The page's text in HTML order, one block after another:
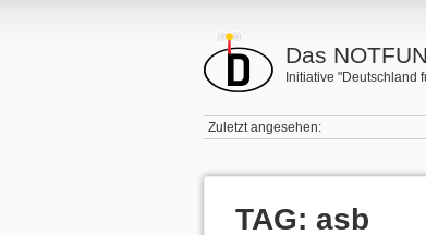
Das
Initiative "Deutschland
Zuletzt angesehen:
TAG: asb